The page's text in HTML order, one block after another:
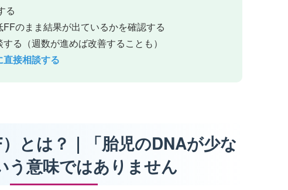
る
のまま結果が出ているかを確認する
る（週数が進めば改善することも）
直接相談する
とは？｜「胎児のDNAが少な
う意味ではありません